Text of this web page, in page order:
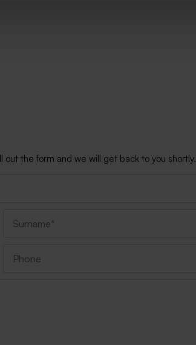
the form and we will get back to you shortly.